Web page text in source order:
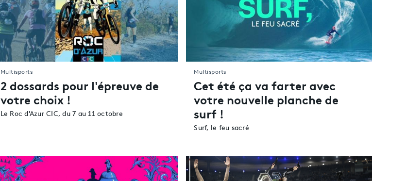
2 dossards pour l'épreuve de
votre choix !
Le Roc d'Azur CIC, du 7 au 11 octobre
Multisports
Cet été ça va farter avec
votre nouvelle planche de
surf !
Surf, le feu sacré
Multisports